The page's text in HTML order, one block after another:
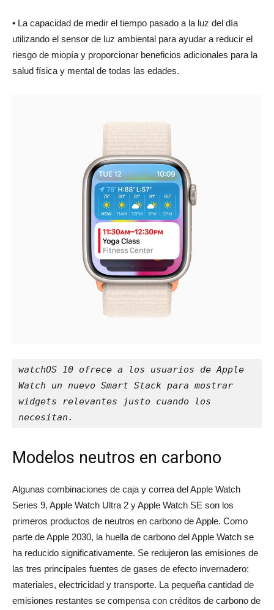
• La capacidad de medir el tiempo pasado a la luz del día
utilizando el sensor de luz ambiental para ayudar a reducir el
riesgo de miopía y proporcionar beneficios adicionales para la
salud física y mental de todas las edades.
watchOS 10 ofrece a los usuarios de Apple
Watch un nuevo Smart Stack para mostrar
widgets relevantes justo cuando los
necesitan.
Modelos neutros en carbono
Algunas combinaciones de caja y correa del Apple Watch
Series 9, Apple Watch Ultra 2 y Apple Watch SE son los
primeros productos de neutros en carbono de Apple. Como
parte de Apple 2030, la huella de carbono del Apple Watch se
ha reducido significativamente. Se redujeron las emisiones de
las tres principales fuentes de gases de efecto invernadero:
materiales, electricidad y transporte. La pequeña cantidad de
emisiones restantes se compensa con créditos de carbono de